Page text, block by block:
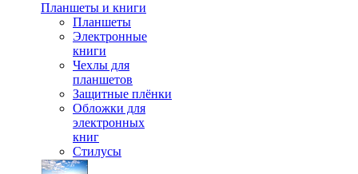
Планшеты и книги
Планшеты
Электронные
книги
Чехлы для
планшетов
Защитные плёнки
Обложки для
электронных
книг
Стилусы